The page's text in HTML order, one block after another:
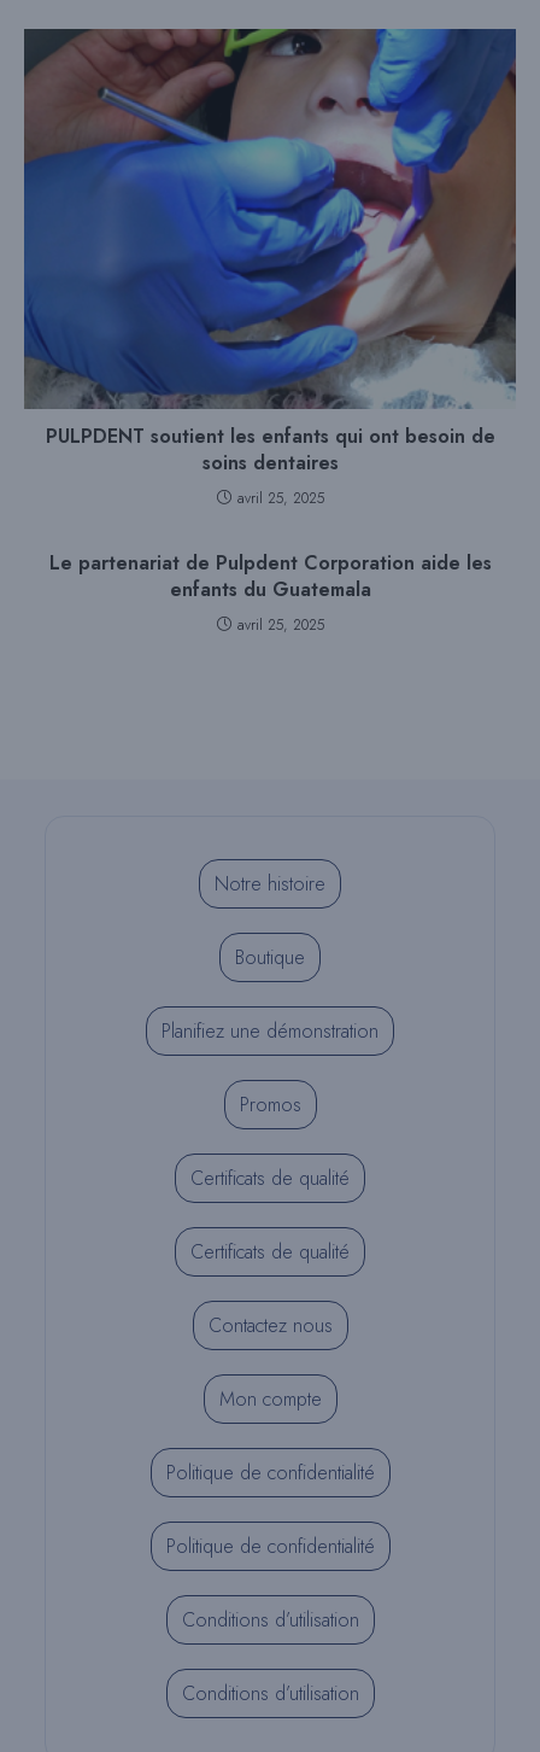
PULPDENT soutient les enfants qui ont besoin de
soins dentaires
avril 25, 2025
Le partenariat de Pulpdent Corporation aide les
enfants du Guatemala
avril 25, 2025
Notre histoire
Boutique
Planifiez une démonstration
Promos
Certificats de qualité
Certificats de qualité
Contactez nous
Mon compte
Politique de confidentialité
Politique de confidentialité
Conditions d’utilisation
Conditions d’utilisation